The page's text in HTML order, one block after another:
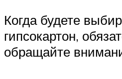
Когда будете
гипсокартон,
обращайте